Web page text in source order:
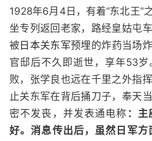
1928年6月4日，有着“东北王”
坐专列返回老家，路经皇姑屯
被 日本关东军预埋的炸药当场
官邸后不久即逝世，享年53
败，张学良也远在千里之外指
止关东军在背后捅刀子，奉天
密不发丧，并发表通电称 ：
好。消息传出后，虽然日军